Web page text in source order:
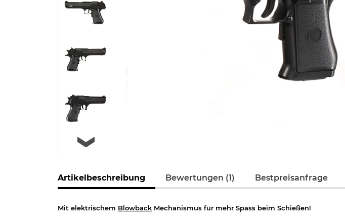
Artikelbeschreibung Bewertungen (1) Bestpreisanfrage
Mit elektrischem Blowback Mechanismus für mehr Spass beim Schießen!